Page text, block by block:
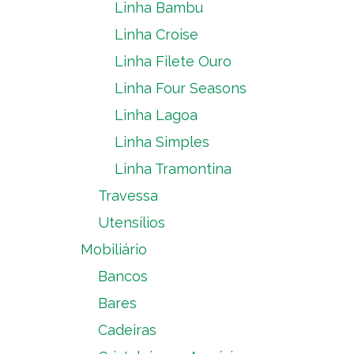
Linha Bambu
Linha Croise
Linha Filete Ouro
Linha Four Seasons
Linha Lagoa
Linha Simples
Linha Tramontina
Travessa
Utensílios
Mobiliário
Bancos
Bares
Cadeiras